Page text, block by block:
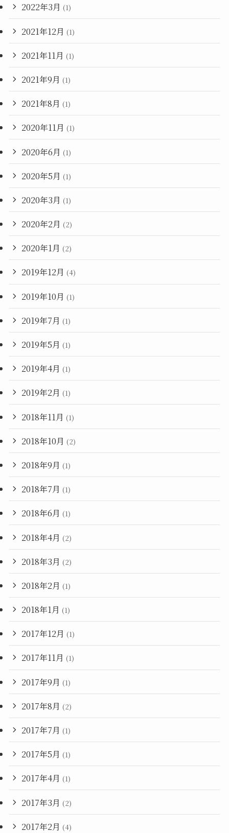
2022年3月 (1)
2021年12月 (1)
2021年11月 (1)
2021年9月 (1)
2021年8月 (1)
2020年11月 (1)
2020年6月 (1)
2020年5月 (1)
2020年3月 (1)
2020年2月 (2)
2020年1月 (2)
2019年12月 (4)
2019年10月 (1)
2019年7月 (1)
2019年5月 (1)
2019年4月 (1)
2019年2月 (1)
2018年11月 (1)
2018年10月 (2)
2018年9月 (1)
2018年7月 (1)
2018年6月 (1)
2018年4月 (2)
2018年3月 (2)
2018年2月 (1)
2018年1月 (1)
2017年12月 (1)
2017年11月 (1)
2017年9月 (1)
2017年8月 (2)
2017年7月 (1)
2017年5月 (1)
2017年4月 (1)
2017年3月 (2)
2017年2月 (4)